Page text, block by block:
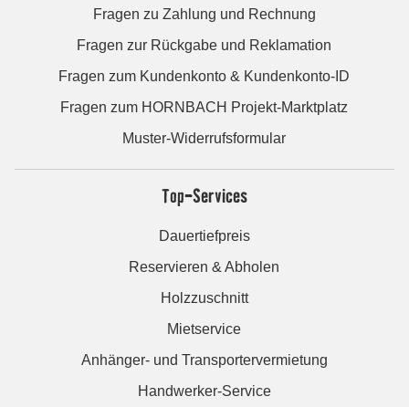
Fragen zu Zahlung und Rechnung
Fragen zur Rückgabe und Reklamation
Fragen zum Kundenkonto & Kundenkonto-ID
Fragen zum HORNBACH Projekt-Marktplatz
Muster-Widerrufsformular
Top-Services
Dauertiefpreis
Reservieren & Abholen
Holzzuschnitt
Mietservice
Anhänger- und Transportervermietung
Handwerker-Service